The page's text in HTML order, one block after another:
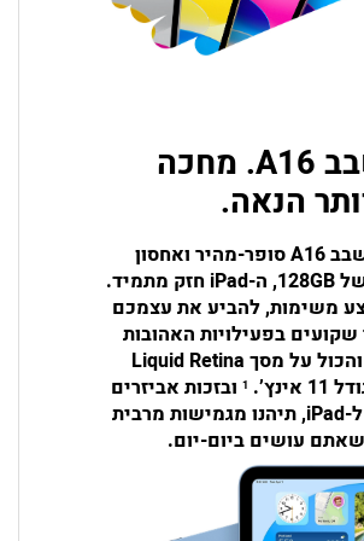
עם שבב A16. מחכה
הנאה.
כעת עם שבב A16 סופר-מהיר ואחסון
התחלתי של 128GB, ה-iPad חזק מתמיד.
משימות, להביע את עצמכם
בפעילויות האהובות
עליכם – והכול על מסך Liquid Retina
1 ובזכות אביזרים
ייעודיים ל-iPad, תיהנו מגמישות מרבית
עושים ביום-יום.